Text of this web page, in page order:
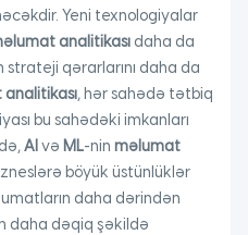
Yeni texnologiyalar
analitikası daha da
qərarlarını daha da
, hər sahədə tətbiq
bu sahədəki imkanları
AI və ML-nin məlumat
böyük üstünlüklər
daha dərindən
daha dəqiq şəkildə